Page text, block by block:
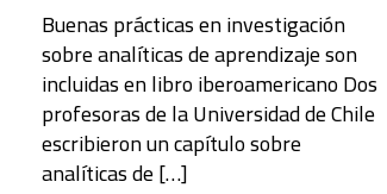
Buenas prácticas en investigación
sobre analíticas de aprendizaje son
incluidas en libro iberoamericano Dos
profesoras de la Universidad de Chile
escribieron un capítulo sobre
analíticas de[…]